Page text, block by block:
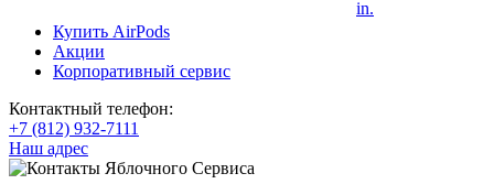
in.
Купить AirPods
Акции
Корпоративный сервис
Контактный телефон:
+7 (812) 932-7111
Наш адрес